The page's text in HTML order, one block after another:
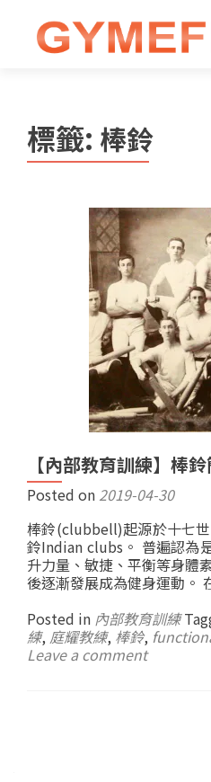
標籤: 棒鈴
【內部教育訓練】棒
Posted on 2019-04-30
棒鈴(clubbell)起源於十七
鈴Indian clubs。 普遍認為
升力量、敏捷、平衡等身體
後逐漸發展成為健身運動。
Posted in 內部教育訓練
練, 庭耀教練, 棒鈴,
Leave a comment